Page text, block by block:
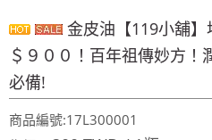
金皮油【119小舖
＄９００！百年祖傳妙方！
必備!
商品編號:17L300001